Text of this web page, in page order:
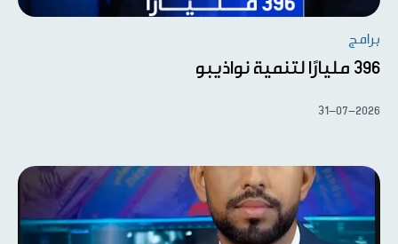
برامج
396 مليارًا لتنمية نواذيبو
31-07-2026